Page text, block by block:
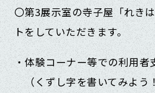
〇第3展示室の寺子屋「れき
トをしていただきます。
・体験コーナー等での利用者
（くずし字を書いてみよう